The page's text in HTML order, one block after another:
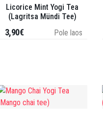
Licorice Mint Yogi Tea
(Lagritsa Mündi Tee)
Pole laos
3,90€